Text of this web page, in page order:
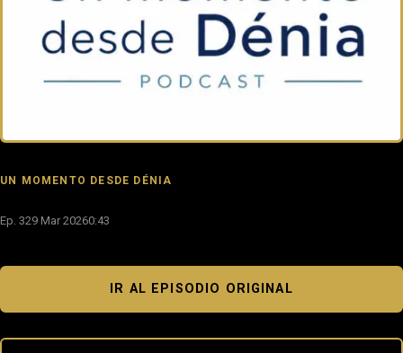
UN MOMENTO DESDE DÉNIA
Ep. 329 Mar 20260:43
IR AL EPISODIO ORIGINAL